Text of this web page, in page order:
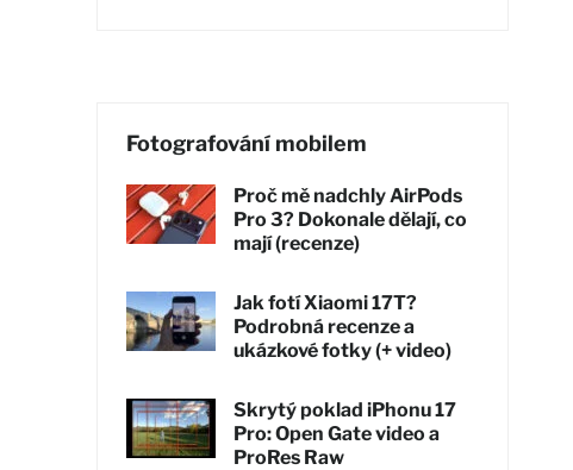
Fotografování mobilem
Proč mě nadchly AirPods
Pro 3? Dokonale dělají, co
mají (recenze)
Jak fotí Xiaomi 17T?
Podrobná recenze a
ukázkové fotky (+ video)
Skrytý poklad iPhonu 17
Pro: Open Gate video a
ProRes Raw